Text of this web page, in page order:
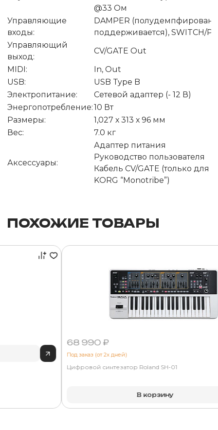
@33 Ом
Управляющие
входы:
DAMPER
поддерживается), SWITCH/
Управляющий
выход:
CV/GATE Out
MIDI:
In, Out
USB:
USB Type B
Электропитание:
Сетевой адаптер (- 12 В)
Энергопотребление:10 Вт
Размеры:
1,027 х 313 х 96 мм
Вес:
7.0 кг
Аксессуары:
Адаптер питания
Руководство пользователя
Кабель CV/GATE (только для
KORG “Monotribe”)
ПОХОЖИЕ ТОВАРЫ
68 990 ₽
Под заказ (от 2х дней)
Цифровой синтезатор Roland SH-01
В корзину